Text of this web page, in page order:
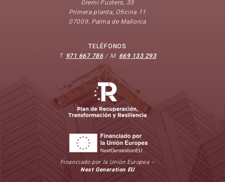
Gremi Fusters, 33
Primera planta, Oficina 11
07009, Palma de Mallorca
TELÉFONOS
T. 971 667 786/ M. 669 133 293
Financiado por la Unión Europea –
Next Generation EU